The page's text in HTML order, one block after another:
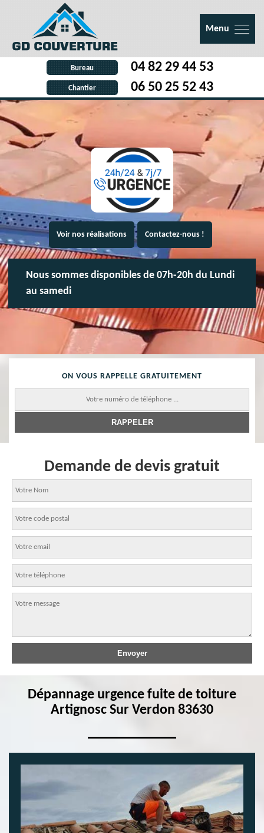
Menu
Bureau 04 82 29 44 53
Chantier 06 50 25 52 43
Voir nos réalisations Contactez-nous !
Nous sommes disponibles de 07h-20h du Lundi
au samedi
ON VOUS RAPPELLE GRATUITEMENT
Demande de devis gratuit
Dépannage urgence fuite de toiture
Artignosc Sur Verdon 83630